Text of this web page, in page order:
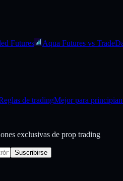
Futures Aqua Futures vs
de tradingMejor para
exclusivas de prop trading
Suscribirse